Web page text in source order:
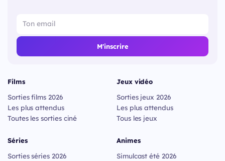
M'inscrire
Films
Sorties films 2026
Les plus attendus
Toutes les sorties ciné
Séries
Sorties séries 2026
Jeux vidéo
Sorties jeux 2026
Les plus attendus
Tous les jeux
Animes
Simulcast été 2026